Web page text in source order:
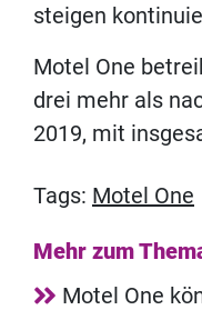
steigen
Motel One
drei mehr als
2019, mit
Tags: Motel One
Mehr zum
Motel One